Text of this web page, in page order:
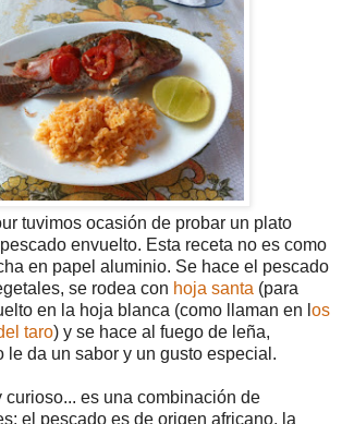
tuvimos ocasión de probar un plato
envuelto. Esta receta no es como
en papel aluminio. Se hace el pescado
se rodea con hoja santa (para
en la hoja blanca (como llaman en l os
taro) y se hace al fuego de leña,
le da un sabor y un gusto especial.
curioso... es una combinación de
el pescado es de origen africano, la